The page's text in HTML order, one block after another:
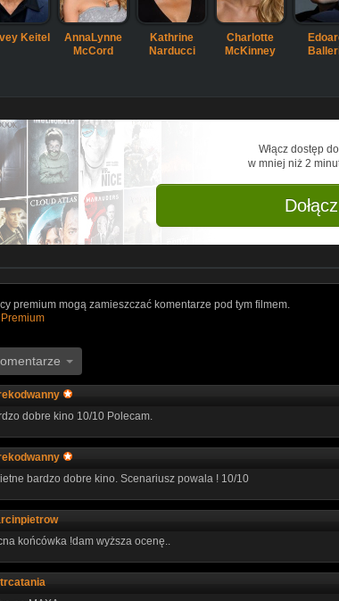
Keitel
AnnaLynne
McCord
Kathrine
Narducci
Charlotte
McKinney
Włącz dostęp
w mniej niż 2
premium mogą zamieszczać komentarze pod tym filmem.
Premium
dobre kino 10/10 Polecam.
bardzo dobre kino. Scenariusz powala ! 10/10
końcówka !dam wyższa ocenę..